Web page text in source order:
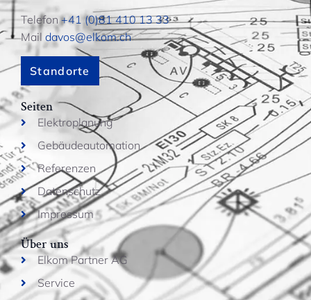
Telefon+41 (0)81 410 13 33
Mail davos@elkom.ch
Standorte
Seiten
Elektroplanung
Gebäudeautomation
Referenzen
Datenschutz
Impressum
Über uns
Elkom Partner AG
Service